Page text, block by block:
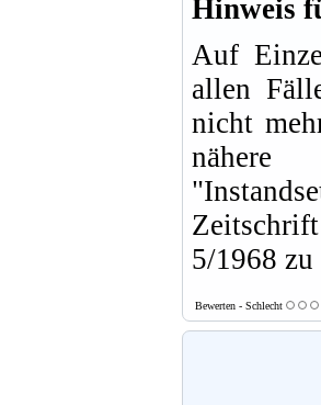
Hinweis
Auf
allen
nicht
5/1968
Bewerten - Schlecht